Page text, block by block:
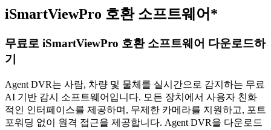
iSmartViewPro 호환 소프트웨어*
무료로 iSmartViewPro 호환 소프트웨어 다운로드하
기
Agent DVR는 사람, 차량 및 물체를 실시간으로 감지하는 무료
AI 기반 감시 소프트웨어입니다. 모든 장치에서 사용자 친화
적인 인터페이스를 제공하며, 무제한 카메라를 지원하고, 포트
포워딩 없이 원격 접근을 제공합니다. Agent DVR을 다운로드